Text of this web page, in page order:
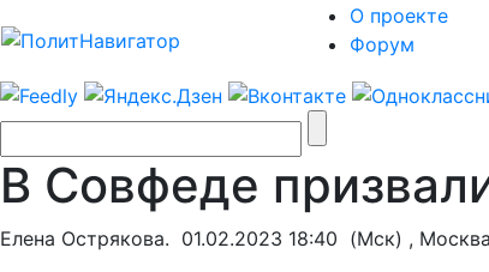
О проекте
Форум
В Совфеде
Елена Острякова. 01.02.2023 18:40 (Мск) , Москва